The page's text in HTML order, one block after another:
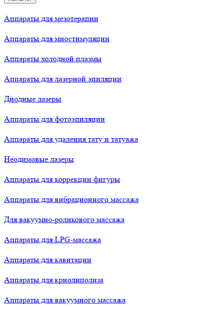
Аппараты для мезотерапии
Аппараты для миостимуляции
Аппараты холодной плазмы
Аппараты для лазерной эпиляции
Диодные лазеры
Аппараты для фотоэпиляции
Аппараты для удаления тату и татуажа
Неодимовые лазеры
Аппараты для коррекции фигуры
Аппараты для вибрационного массажа
Для вакуумно-роликового массажа
Аппараты для LPG-массажа
Аппараты для кавитации
Аппараты для криолиполиза
Аппараты для вакуумного массажа